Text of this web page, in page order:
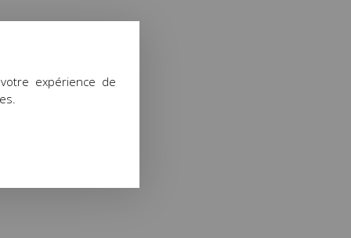
expérience de